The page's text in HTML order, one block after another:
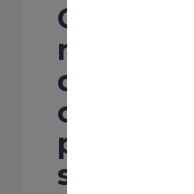
nous
qu'on
cas de
pilier de
sur